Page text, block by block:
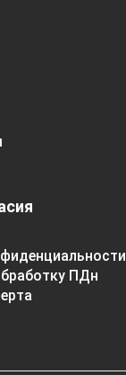
ПДн